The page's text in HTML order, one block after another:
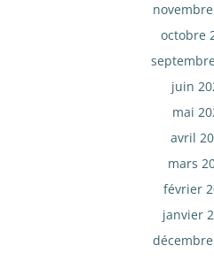
octobre
juin
mai
avril
mars
février
janvier